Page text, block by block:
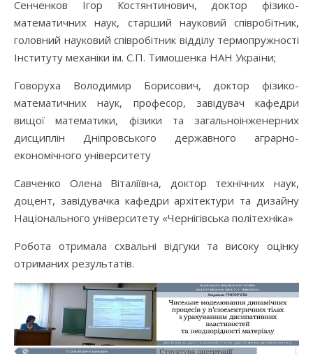
Сенченков Ігор Костянтинович, доктор фізико-
математичних наук, старший науковий співробітник,
головний науковий співробітник відділу термопружності
Інституту механіки ім. С.П. Тимошенка НАН України;
Говоруха Володимир Борисович, доктор фізико-
математичних наук, професор, завідувач кафедри
вищої математики, фізики та загальноінженерних
дисциплін Дніпровського державного аграрно-
економічного університету
Савченко Олена Віталіївна, доктор технічних наук,
доцент, завідувачка кафедри архітектури та дизайну
Національного університету «Чернігівська політехніка»
Робота отримала схвальні відгуки та високу оцінку
отриманих результатів.